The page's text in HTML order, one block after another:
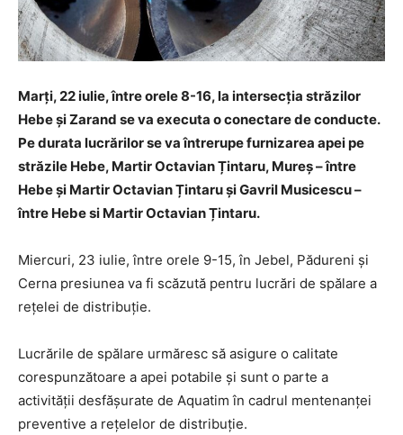
Marți, 22 iulie, între orele 8-16, la intersecția străzilor
Hebe și Zarand se va executa o conectare de conducte.
Pe durata lucrărilor se va întrerupe furnizarea apei pe
străzile Hebe, Martir Octavian Țintaru, Mureș – între
Hebe și Martir Octavian Țintaru și Gavril Musicescu –
între Hebe si Martir Octavian Țintaru.
Miercuri, 23 iulie, între orele 9-15, în Jebel, Pădureni și
Cerna presiunea va fi scăzută pentru lucrări de spălare a
rețelei de distribuție.
Lucrările de spălare urmăresc să asigure o calitate
corespunzătoare a apei potabile și sunt o parte a
activității desfășurate de Aquatim în cadrul mentenanței
preventive a rețelelor de distribuție.